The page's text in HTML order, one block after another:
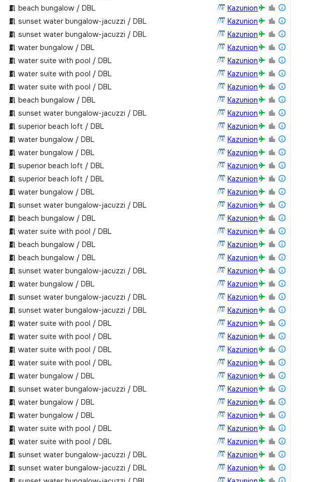
beach bungalow / DBL
Kazunion
sunset water bungalow-jacuzzi / DBL
Kazunion
sunset water bungalow-jacuzzi / DBL
Kazunion
water bungalow / DBL
Kazunion
water suite with pool / DBL
Kazunion
water suite with pool / DBL
Kazunion
water suite with pool / DBL
Kazunion
beach bungalow / DBL
Kazunion
sunset water bungalow-jacuzzi / DBL
Kazunion
superior beach loft / DBL
Kazunion
water bungalow / DBL
Kazunion
water bungalow / DBL
Kazunion
superior beach loft / DBL
Kazunion
superior beach loft / DBL
Kazunion
water bungalow / DBL
Kazunion
sunset water bungalow-jacuzzi / DBL
Kazunion
beach bungalow / DBL
Kazunion
water suite with pool / DBL
Kazunion
beach bungalow / DBL
Kazunion
beach bungalow / DBL
Kazunion
sunset water bungalow-jacuzzi / DBL
Kazunion
water bungalow / DBL
Kazunion
sunset water bungalow-jacuzzi / DBL
Kazunion
sunset water bungalow-jacuzzi / DBL
Kazunion
water suite with pool / DBL
Kazunion
water suite with pool / DBL
Kazunion
water suite with pool / DBL
Kazunion
water suite with pool / DBL
Kazunion
water bungalow / DBL
Kazunion
sunset water bungalow-jacuzzi / DBL
Kazunion
water bungalow / DBL
Kazunion
water bungalow / DBL
Kazunion
water suite with pool / DBL
Kazunion
water suite with pool / DBL
Kazunion
sunset water bungalow-jacuzzi / DBL
Kazunion
sunset water bungalow-jacuzzi / DBL
Kazunion